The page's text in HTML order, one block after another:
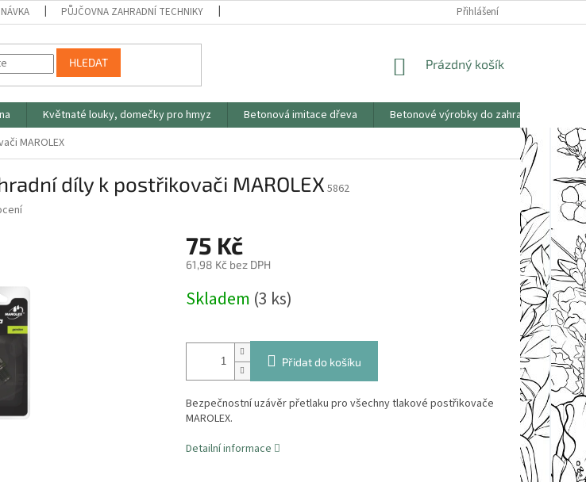
PŮJČOVNA ZAHRADNÍ TECHNIKY PODMÍNKY OCHRANY
Přihlášení
HLEDAT
NÁKUPNÍ
Prázdný košík
Květnaté louky, domečky pro hmyz Betonová imitace dřeva Betonové výrobky do zahrad
MAROLEX
díly k postřikovači MAROLEX 5862
75 Kč
61,98 Kč bez DPH
cena:
Skladem (3 ks)
Přidat do košíku
Bezpečnostní uzávěr přetlaku pro všechny tlakové postřikovače
MAROLEX.
Detailní informace